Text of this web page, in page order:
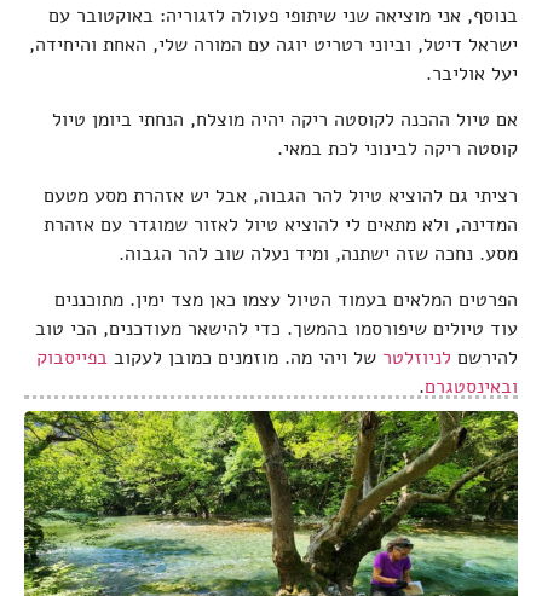
בנוסף, אני מוציאה שני שיתופי פעולה לזגוריה: באוקטובר עם
ישראל דיטל, וביוני רטריט יוגה עם המורה שלי, האחת והיחידה,
יעל אוליבר.
אם טיול ההכנה לקוסטה ריקה יהיה מוצלח, הנחתי ביומן טיול
קוסטה ריקה לבינוני לכת במאי.
רציתי גם להוציא טיול להר הגבוה, אבל יש אזהרת מסע מטעם
המדינה, ולא מתאים לי להוציא טיול לאזור שמוגדר עם אזהרת
מסע. נחכה שזה ישתנה, ומיד נעלה שוב להר הגבוה.
הפרטים המלאים בעמוד הטיול עצמו כאן מצד ימין. מתוכננים
עוד טיולים שיפורסמו בהמשך. כדי להישאר מעודכנים, הכי טוב
להירשם לניוזלטר של ויהי מה. מוזמנים כמובן לעקוב בפייסבוק
ובאינסטגרם.